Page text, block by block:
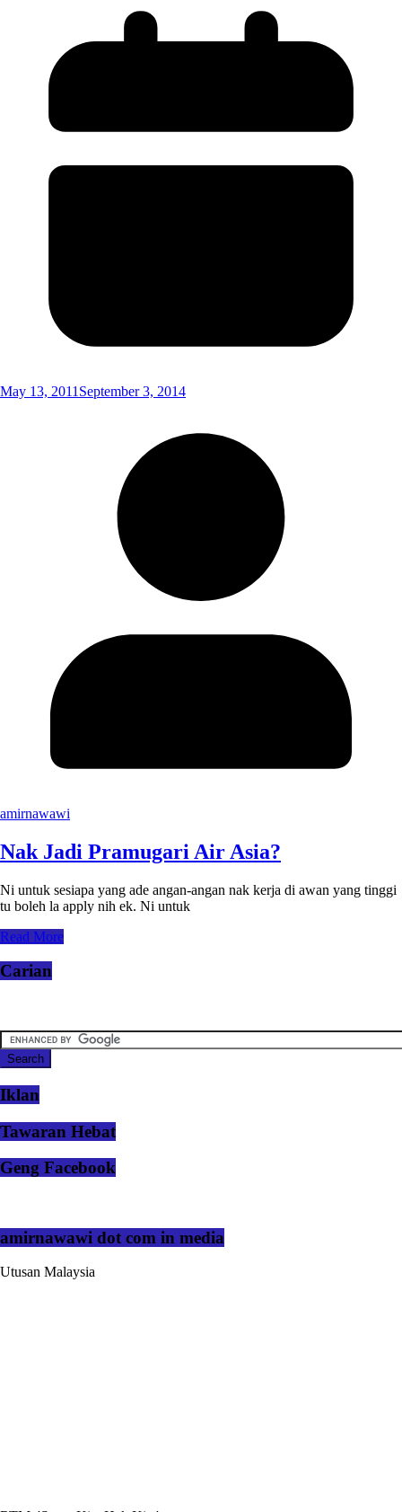
May 13, 2011 September 3, 2014
amirnawawi
Nak Jadi Pramugari Air Asia?
Ni untuk sesiapa yang ade angan-angan nak kerja di awan yang tinggi
tu boleh la apply nih ek. Ni untuk
Read More
Carian
Iklan
Tawaran Hebat
Geng Facebook
amirnawawi dot com in media
Utusan Malaysia